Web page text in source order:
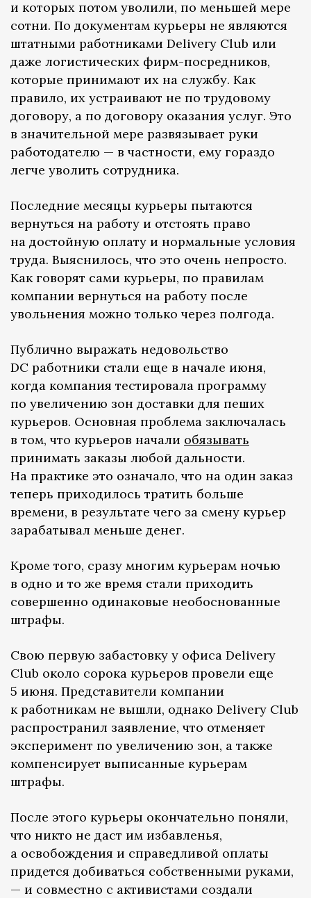
и которых потом уволили, по меньшей мере
сотни. По документам курьеры не являются
штатными работниками Delivery Club или
даже логистических фирм-посредников,
которые принимают их на службу. Как
правило, их устраивают не по трудовому
договору, а по договору оказания услуг. Это
в значительной мере развязывает руки
работодателю — в частности, ему гораздо
легче уволить сотрудника.
Последние месяцы курьеры пытаются
вернуться на работу и отстоять право
на достойную оплату и нормальные условия
труда. Выяснилось, что это очень непросто.
Как говорят сами курьеры, по правилам
компании вернуться на работу после
увольнения можно только через полгода.
Публично выражать недовольство
DC работники стали еще в начале июня,
когда компания тестировала программу
по увеличению зон доставки для пеших
курьеров. Основная проблема заключалась
в том, что курьеров начали обязывать
принимать заказы любой дальности.
На практике это означало, что на один заказ
теперь приходилось тратить больше
времени, в результате чего за смену курьер
зарабатывал меньше денег.
Кроме того, сразу многим курьерам ночью
в одно и то же время стали приходить
совершенно одинаковые необоснованные
штрафы.
Свою первую забастовку у офиса Delivery
Club около сорока курьеров провели еще
5 июня. Представители компании
к работникам не вышли, однако Delivery Club
распространил заявление, что отменяет
эксперимент по увеличению зон, а также
компенсирует выписанные курьерам
штрафы.
После этого курьеры окончательно поняли,
что никто не даст им избавленья,
а освобождения и справедливой оплаты
придется добиваться собственными руками,
— и совместно с активистами создали